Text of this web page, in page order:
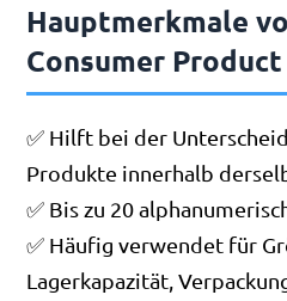
Hauptmerkmale
Consumer
✅ Hilft bei der
Produkte innerhalb
✅ Bis zu 20
✅ Häufig verwendet für
Lagerkapazität,